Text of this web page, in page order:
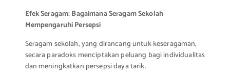
Efek Seragam: Bagaimana Seragam Sekolah
Mempengaruhi Persepsi
Seragam sekolah, yang dirancang untuk keseragaman,
secara paradoks menciptakan peluang bagi individualitas
dan meningkatkan persepsi daya tarik.